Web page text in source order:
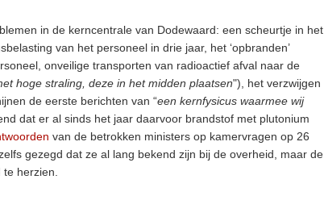
in de kerncentrale van Dodewaard: een scheurtje in het
van het personeel in drie jaar, het ‘opbranden’
onveilige transporten van radioactief afval naar de
hoge straling, deze in het midden plaatsen"), het verzwijgen
de eerste berichten van “een kernfysicus waarmee wij
dat er al sinds het jaar daarvoor brandstof met plutonium
van de betrokken ministers op kamervragen op 26
gezegd dat ze al lang bekend zijn bij de overheid, maar de
herzien.